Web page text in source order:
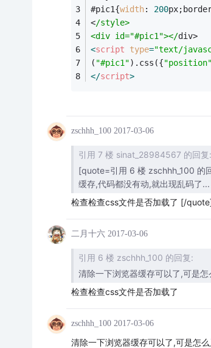
#pic1{width: 200
</style>
<div id="#pic1"></div>
<script type="text/
( "#pic1").css({"position"
</script>
zschhh_100 2017-03-06
引用 7 楼 sinat_28984567 的回复:
[quote=引用 6 楼 zschhh_100 的
缓存,代码都没有动,就出现乱码了...
检查检查css文件是否加载了 [/
二月十六 2017-03-06
引用 6 楼 zschhh_100 的回复:
清除一下浏览器缓存可以了,可是
检查检查css文件是否加载了
zschhh_100 2017-03-06
清除一下浏览器缓存可以了,可是怎